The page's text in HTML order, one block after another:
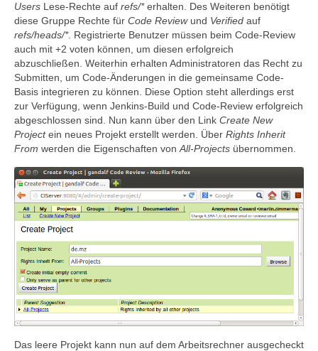
Users Lese-Rechte auf refs/*erhalten. Des Weiteren benötigt
diese Gruppe Rechte für Code Reviewund Verified auf
refs/heads/*. Registrierte Benutzer müssen beim Code-Review
auch mit +2 voten können, um diesen erfolgreich
abzuschließen. Weiterhin erhalten Administratoren das Recht zu
Submitten, um Code-Änderungen in die gemeinsame Code-
Basis integrieren zu können. Diese Option steht allerdings erst
zur Verfügung, wenn Jenkins-Build und Code-Review erfolgreich
abgeschlossen sind. Nun kann über den Link Create New
Projectein neues Projekt erstellt werden. Über Rights Inherit
From werden die Eigenschaften vonAll-Projects übernommen.
Das leere Projekt kann nun auf dem Arbeitsrechner ausgecheckt